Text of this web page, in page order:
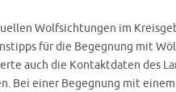
Wolfsichtungen im
für die Begegnung mit
auch die Kontaktdaten des
Bei einer Begegnung mit